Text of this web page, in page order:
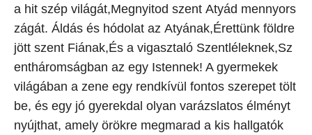
a hit szép világát,Megnyitod szent Atyád mennyors
zágát. Áldás és hódolat az Atyának,Érettünk földre
jött szent Fiának,És a vigasztaló Szentléleknek,Sz
entháromságban az egy Istennek! A gyermekek
világában a zene egy rendkívül fontos szerepet tölt
be, és egy jó gyerekdal olyan varázslatos élményt
nyújthat, amely örökre megmarad a kis hallgatók